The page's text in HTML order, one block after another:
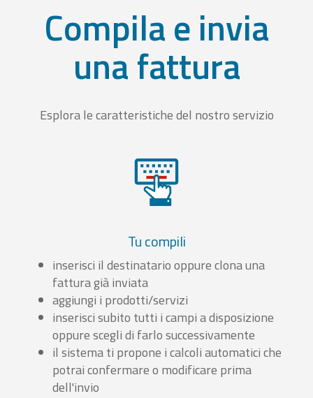
Compila e invia
una fattura
Esplora le caratteristiche del nostro servizio
Tu compili
inserisci il destinatario oppure clona una
fattura già inviata
aggiungi i prodotti/servizi
inserisci subito tutti i campi a disposizione
oppure scegli di farlo successivamente
il sistema ti propone i calcoli automatici che
potrai confermare o modificare prima
dell'invio